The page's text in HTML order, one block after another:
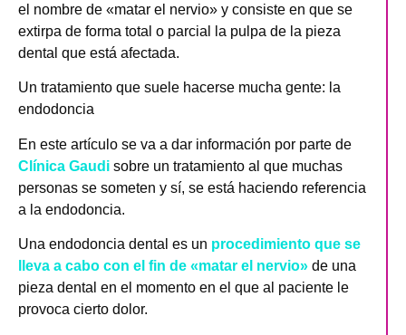
el nombre de «matar el nervio» y consiste en que se
extirpa de forma total o parcial la pulpa de la pieza
dental que está afectada.
Un tratamiento que suele hacerse mucha gente: la
endodoncia
En este artículo se va a dar información por parte de
Clínica Gaudi sobre un tratamiento al que muchas
personas se someten y sí, se está haciendo referencia
a la endodoncia.
Una endodoncia dental es un procedimiento que se
lleva a cabo con el fin de «matar el nervio» de una
pieza dental en el momento en el que al paciente le
provoca cierto dolor.